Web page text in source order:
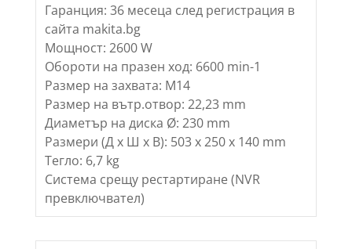
Гаранция: 36 месеца след регистрация в
сайта makita.bg
Мощност: 2600 W
Обороти на празен ход: 6600 min-1
Размер на захвата: M14
Размер на вътр.отвор: 22,23 mm
Диаметър на диска Ø: 230 mm
Размери (Д х Ш х В): 503 x 250 x 140 mm
Тегло: 6,7 kg
Система срещу рестартиране (NVR
превключвател)